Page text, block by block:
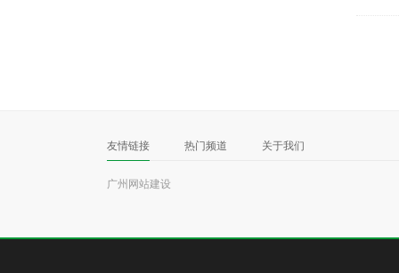
友情链接 热门频道 关于我们
广州网站建设